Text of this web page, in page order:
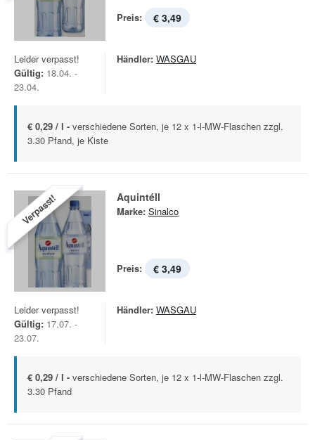
Preis: € 3,49
Leider verpasst!
Gültig: 18.04. -
23.04.
Händler: WASGAU
€ 0,29 / l - verschiedene Sorten, je 12 x 1-l-MW-Flaschen zzgl.
3.30 Pfand, je Kiste
Verpasst! Aquintéll
Marke: Sinalco
Preis: € 3,49
Leider verpasst!
Gültig: 17.07. -
23.07.
Händler: WASGAU
€ 0,29 / l - verschiedene Sorten, je 12 x 1-l-MW-Flaschen zzgl.
3.30 Pfand